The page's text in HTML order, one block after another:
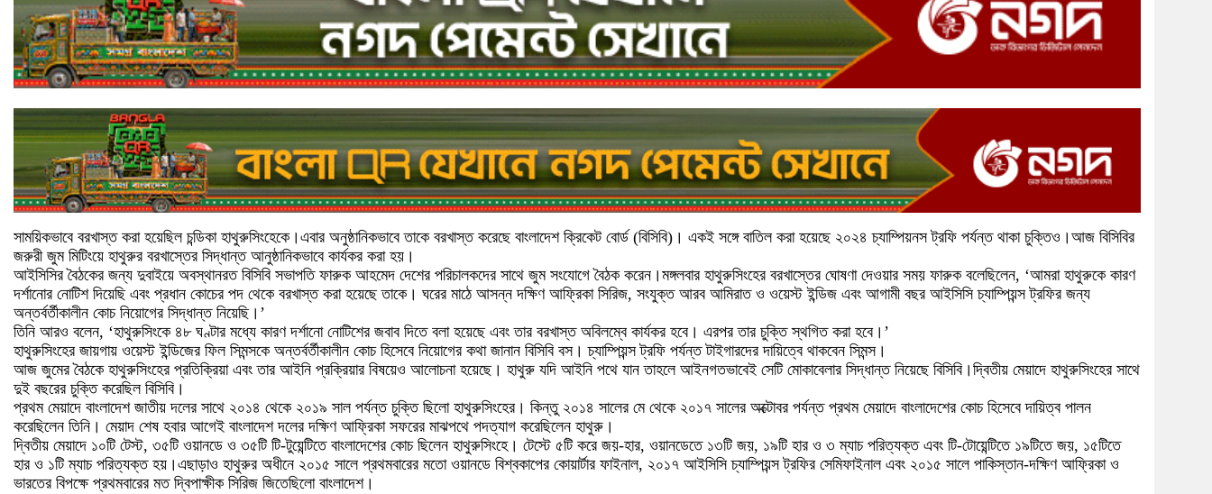
সাময়িকভাবে বরখাস্ত করা হয়েছিল চন্ডিকা হাথুরুসিংহেকে।এবার অনুষ্ঠানিকভাবে তাকে বরখাস্ত করেছে বাংলাদেশ ক্রিকেট বোর্ড (বিসিবি)। একই সঙ্গে বাতিল করা হয়েছে ২০২৪ চ্যাম্পিয়নস ট্রফি পর্যন্ত থাকা চুক্তিও।আজ বিসিবির
জরুরী জুম মিটিংয়ে হাথুরুর বরখাস্তের সিদ্ধান্ত আনুষ্ঠানিকভাবে কার্যকর করা হয়।
আইসিসির বৈঠকের জন্য দুবাইয়ে অবস্থানরত বিসিবি সভাপতি ফারুক আহমেদ দেশের পরিচালকদের সাথে জুম সংযোগে বৈঠক করেন।মঙ্গলবার হাথুরুসিংহের বরখাস্তের ঘোষণা দেওয়ার সময় ফারুক বলেছিলেন, ‘আমরা হাথুরুকে কারণ
দর্শানোর নোটিশ দিয়েছি এবং প্রধান কোচের পদ থেকে বরখাস্ত করা হয়েছে তাকে। ঘরের মাঠে আসন্ন দক্ষিণ আফ্রিকা সিরিজ, সংযুক্ত আরব আমিরাত ও ওয়েস্ট ইন্ডিজ এবং আগামী বছর আইসিসি চ্যাম্পিয়ন্স ট্রফির জন্য
অন্তর্বর্তীকালীন কোচ নিয়োগের সিদ্ধান্ত নিয়েছি।’
তিনি আরও বলেন, ‘হাথুরুসিংকে ৪৮ ঘণ্টার মধ্যে কারণ দর্শানো নোটিশের জবাব দিতে বলা হয়েছে এবং তার বরখাস্ত অবিলম্বে কার্যকর হবে। এরপর তার চুক্তি স্থগিত করা হবে।’
হাথুরুসিংহের জায়গায় ওয়েস্ট ইন্ডিজের ফিল সিমন্সকে অন্তর্বর্তীকালীন কোচ হিসেবে নিয়োগের কথা জানান বিসিবি বস। চ্যাম্পিয়ন্স ট্রফি পর্যন্ত টাইগারদের দায়িত্বে থাকবেন সিমন্স।
আজ জুমের বৈঠকে হাথুরুসিংহের প্রতিক্রিয়া এবং তার আইনি প্রক্রিয়ার বিষয়েও আলোচনা হয়েছে। হাথুরু যদি আইনি পথে যান তাহলে আইনগতভাবেই সেটি মোকাবেলার সিদ্ধান্ত নিয়েছে বিসিবি।দ্বিতীয় মেয়াদে হাথুরুসিংহের সাথে
দুই বছরের চুক্তি করেছিল বিসিবি।
প্রথম মেয়াদে বাংলাদেশ জাতীয় দলের সাথে ২০১৪ থেকে ২০১৯ সাল পর্যন্ত চুক্তি ছিলো হাথুরুসিংহের। কিন্তু ২০১৪ সালের মে থেকে ২০১৭ সালের অক্টোবর পর্যন্ত প্রথম মেয়াদে বাংলাদেশের কোচ হিসেবে দায়িত্ব পালন
করেছিলেন তিনি। মেয়াদ শেষ হবার আগেই বাংলাদেশ দলের দক্ষিণ আফ্রিকা সফরের মাঝপথে পদত্যাগ করেছিলেন হাথুরু।
দ্বিতীয় মেয়াদে ১০টি টেস্ট, ৩৫টি ওয়ানডে ও ৩৫টি টি-টুয়েন্টিতে বাংলাদেশের কোচ ছিলেন হাথুরুসিংহে। টেস্টে ৫টি করে জয়-হার, ওয়ানডেতে ১৩টি জয়, ১৯টি হার ও ৩ ম্যাচ পরিত্যক্ত এবং টি-টোয়েন্টিতে ১৯টিতে জয়, ১৫টিতে
হার ও ১টি ম্যাচ পরিত্যক্ত হয়।এছাড়াও হাথুরুর অধীনে ২০১৫ সালে প্রথমবারের মতো ওয়ানডে বিশ্বকাপের কোয়ার্টার ফাইনাল, ২০১৭ আইসিসি চ্যাম্পিয়ন্স ট্রফির সেমিফাইনাল এবং ২০১৫ সালে পাকিস্তান-দক্ষিণ আফ্রিকা ও
ভারতের বিপক্ষে প্রথমবারের মত দ্বিপাক্ষীক সিরিজ জিতেছিলো বাংলাদেশ।